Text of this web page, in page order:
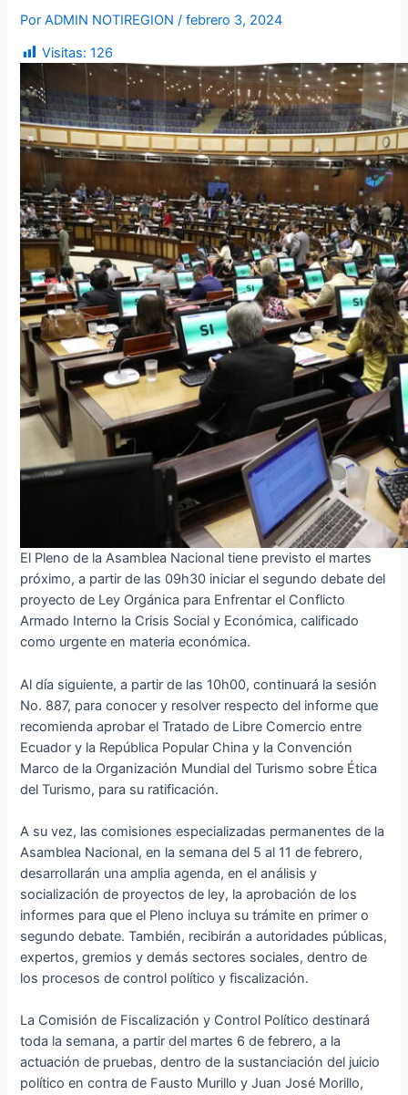
PorADMIN NOTIREGION/febrero 3, 2024
Visitas: 126
El Pleno de la Asamblea Nacional tiene previsto el martes
próximo, a partir de las 09h30 iniciar el segundo debate del
proyecto de Ley Orgánica para Enfrentar el Conflicto
Armado Interno la Crisis Social y Económica, calificado
como urgente en materia económica.
Al día siguiente, a partir de las 10h00, continuará la sesión
No. 887, para conocer y resolver respecto del informe que
recomienda aprobar el Tratado de Libre Comercio entre
Ecuador y la República Popular China y la Convención
Marco de la Organización Mundial del Turismo sobre Ética
del Turismo, para su ratificación.
A su vez, las comisiones especializadas permanentes de la
Asamblea Nacional, en la semana del 5 al 11 de febrero,
desarrollarán una amplia agenda, en el análisis y
socialización de proyectos de ley, la aprobación de los
informes para que el Pleno incluya su trámite en primer o
segundo debate. También, recibirán a autoridades públicas,
expertos, gremios y demás sectores sociales, dentro de
los procesos de control político y fiscalización.
La Comisión de Fiscalización y Control Político destinará
toda la semana, a partir del martes 6 de febrero, a la
actuación de pruebas, dentro de la sustanciación del juicio
político en contra de Fausto Murillo y Juan José Morillo,